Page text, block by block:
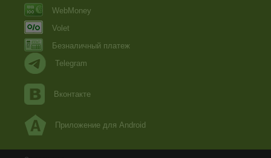
WebMoney
Volet
Безналичный платеж
Telegram
Вконтакте
Приложение для Android